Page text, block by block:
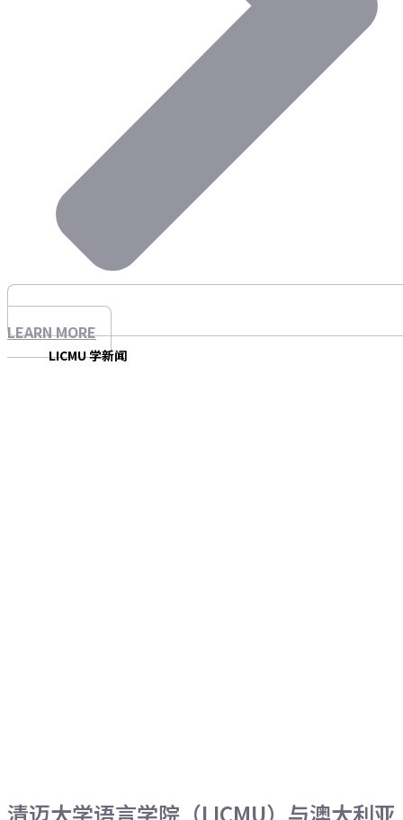
LEARN MORE
LICMU 学新闻
清迈大学语言学院（LICMU）与澳大利亚